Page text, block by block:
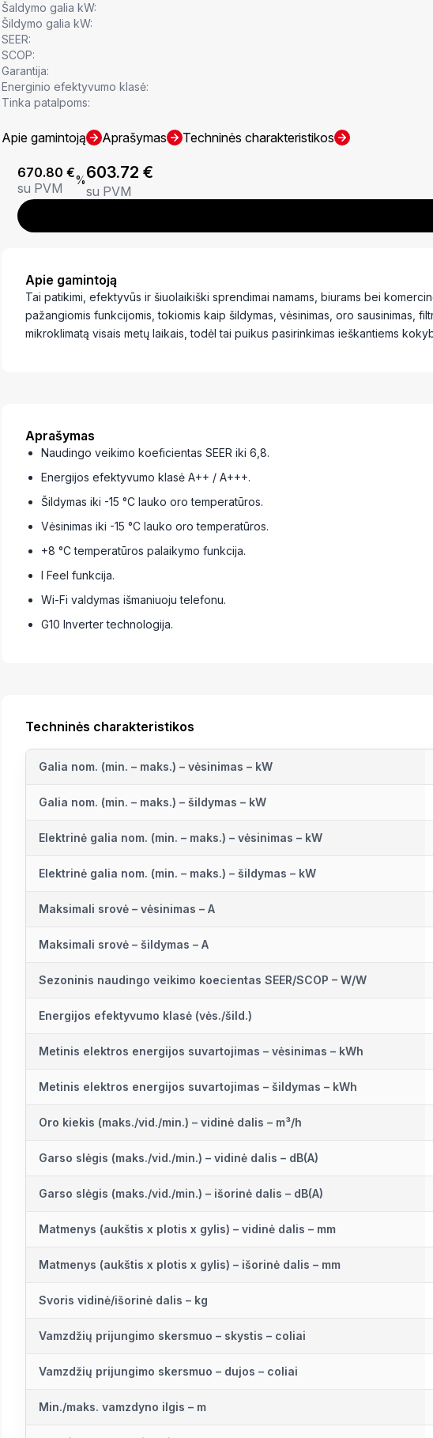
Šaldymo galia kW:
Šildymo galia kW:
SEER:
SCOP:
Garantija:
Energinio efektyvumo klasė:
Tinka patalpoms:
Apie gamintoją Aprašymas Techninės charakteristikos
670.80 €
su PVM
%603.72 €
su PVM
Apie gamintoją
Tai patikimi, efektyvūs ir šiuolaikiški sprendimai namams, biurams bei
pažangiomis funkcijomis, tokiomis kaip šildymas, vėsinimas, oro sausinimas,
mikroklimatą visais metų laikais, todėl tai puikus pasirinkimas ieškantiems
Aprašymas
Naudingo veikimo koeficientas SEER iki 6,8.
Energijos efektyvumo klasė A++ / A+++.
Šildymas iki -15 °C lauko oro temperatūros.
Vėsinimas iki -15 °C lauko oro temperatūros.
+8 °C temperatūros palaikymo funkcija.
I Feel funkcija.
Wi-Fi valdymas išmaniuoju telefonu.
G10 Inverter technologija.
Techninės charakteristikos
Galia nom. (min. – maks.) – vėsinimas – kW
Galia nom. (min. – maks.) – šildymas – kW
Elektrinė galia nom. (min. – maks.) – vėsinimas – kW
Elektrinė galia nom. (min. – maks.) – šildymas – kW
Maksimali srovė – vėsinimas – A
Maksimali srovė – šildymas – A
Sezoninis naudingo veikimo koecientas SEER/SCOP – W/W
Energijos efektyvumo klasė (vės./šild.)
Metinis elektros energijos suvartojimas – vėsinimas – kWh
Metinis elektros energijos suvartojimas – šildymas – kWh
Oro kiekis (maks./vid./min.) – vidinė dalis – m³/h
Garso slėgis (maks./vid./min.) – vidinė dalis – dB(A)
Garso slėgis (maks./vid./min.) – išorinė dalis – dB(A)
Matmenys (aukštis x plotis x gylis) – vidinė dalis – mm
Matmenys (aukštis x plotis x gylis) – išorinė dalis – mm
Svoris vidinė/išorinė dalis – kg
Vamzdžių prijungimo skersmuo – skystis – coliai
Vamzdžių prijungimo skersmuo – dujos – coliai
Min./maks. vamzdyno ilgis – m